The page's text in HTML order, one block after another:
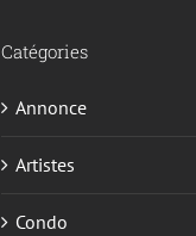
Catégories
Annonce
Artistes
Condo